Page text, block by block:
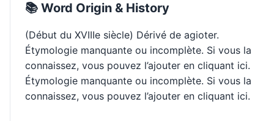
📚 Word Origin & History
(Début du XVIIIe siècle) Dérivé de agioter.
Étymologie manquante ou incomplète. Si vous la
connaissez, vous pouvez l’ajouter en cliquant ici.
Étymologie manquante ou incomplète. Si vous la
connaissez, vous pouvez l’ajouter en cliquant ici.